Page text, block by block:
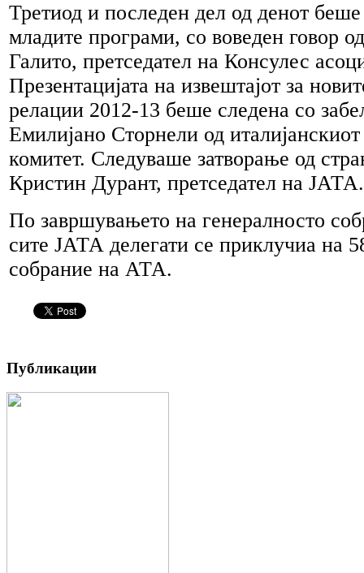
Третиод и последен дел од денот
младите програми, со воведен говор
Галито, претседател на Консулес
Презентацијата на извештајот за
релации 2012-13 беше следена со
Емилијано Сторнели од италијанскиот
комитет. Следуваше затворање од
Кристин Дурант, претседател на ЈАТА.
По завршувањето на генералносто
сите ЈАТА делегати се приклучиа на
собрание на АТА.
Публикации